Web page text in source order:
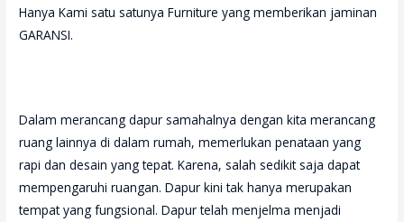
Hanya Kami satu satunya Furniture yang memberikan jaminan
GARANSI.
Dalam merancang dapur samahalnya dengan kita merancang
ruang lainnya di dalam rumah, memerlukan penataan yang
rapi dan desain yang tepat. Karena, salah sedikit saja dapat
mempengaruhi ruangan. Dapur kini tak hanya merupakan
tempat yang fungsional. Dapur telah menjelma menjadi